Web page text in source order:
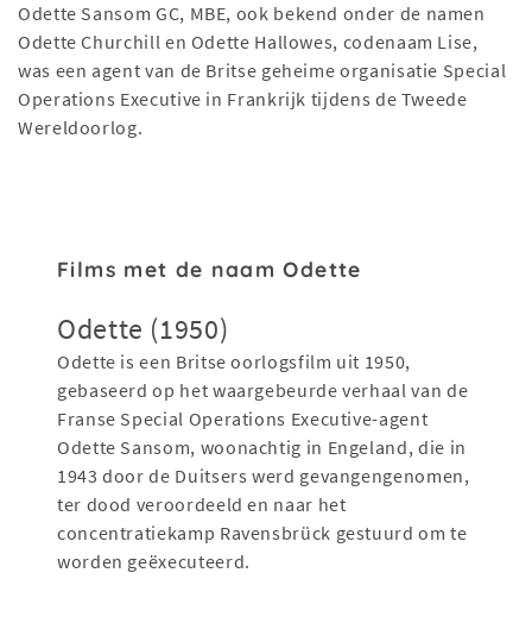
Odette Sansom GC, MBE, ook bekend onder de namen
Odette Churchill en Odette Hallowes, codenaam Lise,
was een agent van de Britse geheime organisatie Special
Operations Executive in Frankrijk tijdens de Tweede
Wereldoorlog.
Films met de naam Odette
Odette (1950)
Odette is een Britse oorlogsfilm uit 1950,
gebaseerd op het waargebeurde verhaal van de
Franse Special Operations Executive-agent
Odette Sansom, woonachtig in Engeland, die in
1943 door de Duitsers werd gevangengenomen,
ter dood veroordeeld en naar het
concentratiekamp Ravensbrück gestuurd om te
worden geëxecuteerd.